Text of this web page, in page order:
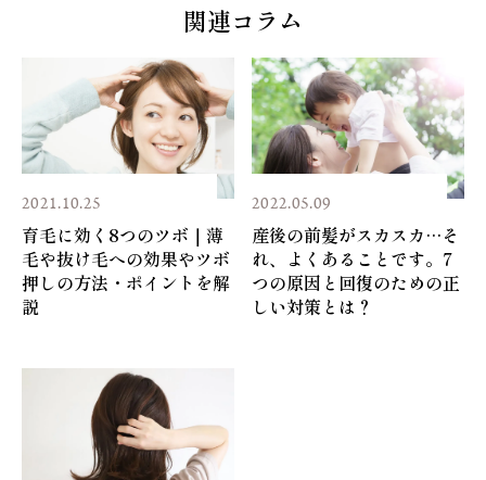
関連コラム
2021.10.25
育毛に効く8つのツボ｜薄
毛や抜け毛への効果やツボ
押しの方法・ポイントを解
説
2022.05.09
産後の前髪がスカスカ…そ
れ、よくあることです。7
つの原因と回復のための正
しい対策とは？